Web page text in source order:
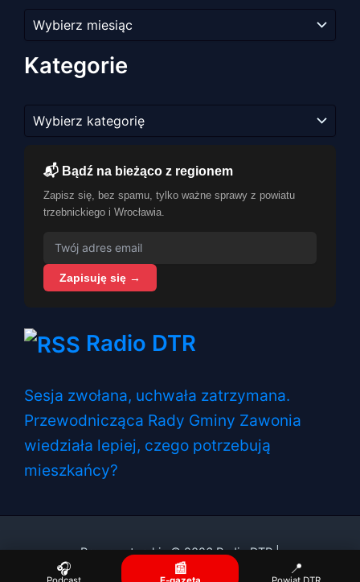
artykułów
Kategorie
📬 Bądź na bieżąco z regionem
Zapisz się, bez spamu, tylko ważne sprawy z powiatu
trzebnickiego i Wrocławia.
Zapisuję się →
Radio DTR
Sesja zwołana, uchwała zatrzymana.
Przewodnicząca Rady Gminy Zawonia
wiedziała lepiej, czego potrzebują
mieszkańcy?
Prawa autorskie © 2026 Radio DTR |
🎧 📰 📍